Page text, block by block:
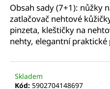
Obsah sady (7+1): nůžky
zatlačovač nehtové
pinzeta, kleštičky na
nehty, elegantní praktické
Skladem
Kód: 5902704148697
D
o
p
r
u